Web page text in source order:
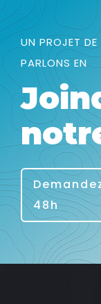
UN PROJET
PARLONS EN
48h